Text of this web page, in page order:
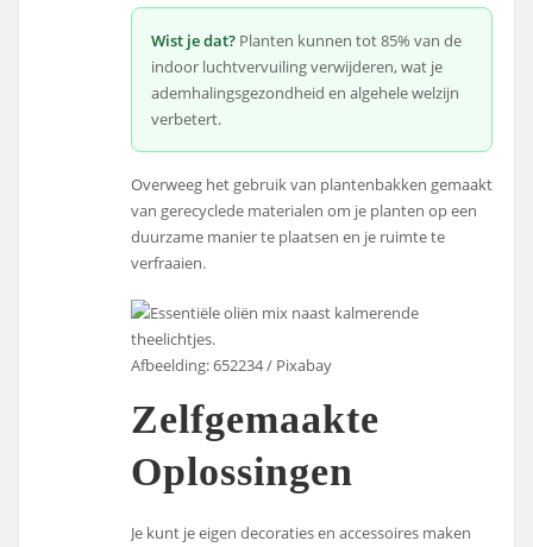
Wist je dat? Planten kunnen tot 85% van de
indoor luchtvervuiling verwijderen, wat je
ademhalingsgezondheid en algehele welzijn
verbetert.
Overweeg het gebruik van plantenbakken gemaakt
van gerecyclede materialen om je planten op een
duurzame manier te plaatsen en je ruimte te
verfraaien.
Afbeelding: 652234 / Pixabay
Zelfgemaakte
Oplossingen
Je kunt je eigen decoraties en accessoires maken